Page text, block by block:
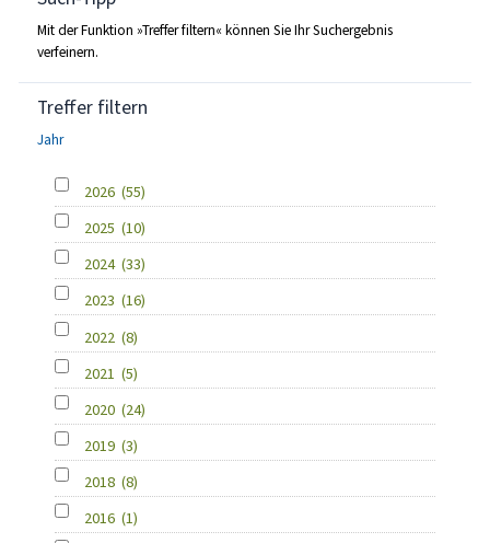
Mit der Funktion »Treffer filtern« können Sie Ihr Suchergebnis
verfeinern.
Treffer filtern
Jahr
2026 (55)
2025 (10)
2024 (33)
2023 (16)
2022 (8)
2021 (5)
2020 (24)
2019 (3)
2018 (8)
2016 (1)